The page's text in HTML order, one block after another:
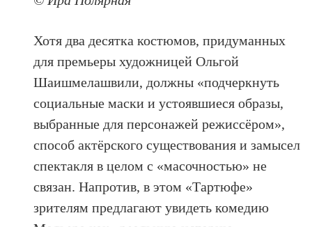
Хотя два десятка костюмов, придуманных
для премьеры художницей Ольгой
Шаишмелашвили, должны «подчеркнуть
социальные маски и устоявшиеся образы,
выбранные для персонажей режиссёром»,
способ актёрского существования и замысел
спектакля в целом с «масочностью» не
связан. Напротив, в этом «Тартюфе»
зрителям предлагают увидеть комедию